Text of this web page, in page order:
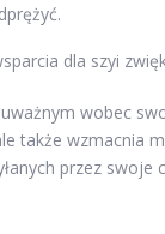
dla szyi
wobec
także wzmacnia
przez